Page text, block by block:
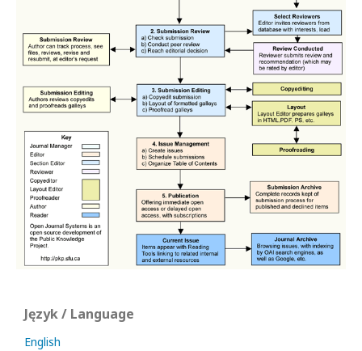
Język / Language
English